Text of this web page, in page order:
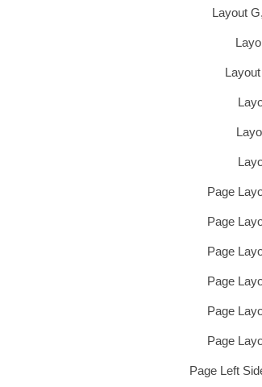
Layout
Page
Page
Page
Page
Page
Page
Page Left